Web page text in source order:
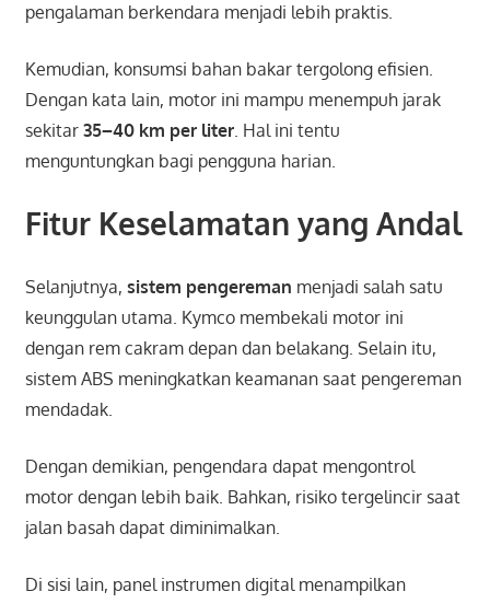
pengalaman berkendara menjadi lebih praktis.
Kemudian, konsumsi bahan bakar tergolong efisien.
Dengan kata lain, motor ini mampu menempuh jarak
sekitar 35–40 km per liter. Hal ini tentu
menguntungkan bagi pengguna harian.
Fitur Keselamatan yang Andal
Selanjutnya, sistem pengereman menjadi salah satu
keunggulan utama. Kymco membekali motor ini
dengan rem cakram depan dan belakang. Selain itu,
sistem ABS meningkatkan keamanan saat pengereman
mendadak.
Dengan demikian, pengendara dapat mengontrol
motor dengan lebih baik. Bahkan, risiko tergelincir saat
jalan basah dapat diminimalkan.
Di sisi lain, panel instrumen digital menampilkan